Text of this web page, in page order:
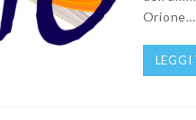
Orione…
LEGGI